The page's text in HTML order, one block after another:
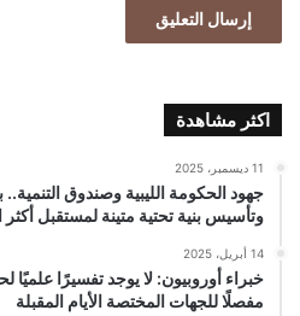
اكثر مشاهدة
11 ديسمبر، 2025
جهود الحكومة الليبية وصندوق التنمية..
وتأسيس بنية تحتية متينة لمستقبل أكثر
14 أبريل، 2025
خبراء أوروبيون: لا يوجد تفسيرًا علميًا
مفصلًا للجهات المختصة الأيام المقبلة